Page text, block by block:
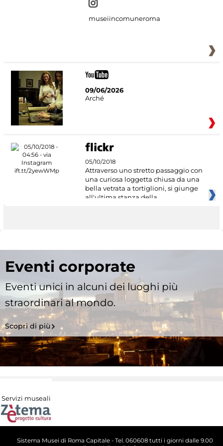
museiincomuneroma
09/06/2026
Arché
05/10/2018
Attraverso uno stretto passaggio con
una curiosa loggetta chiusa da una
bella vetrata a tortiglioni, si giunge
all'ultima stanza della
Eventi corporate
Eventi unici in alcuni dei luoghi più
straordinari al mondo.
Scopri di più
Servizi museali
Sistema Musei di Roma Capitale - Tel. 060608 tutti i giorni dalle 9.00